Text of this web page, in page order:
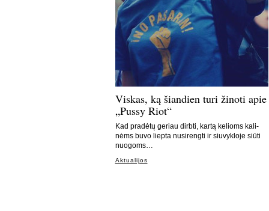
Viskas, ką šiandien turi žinoti apie
„Pussy Riot“
Kad pra­dė­tų ge­riau dirb­ti, kar­tą ke­lioms ka­li­
nėms bu­vo liep­ta nu­si­reng­ti ir siu­vyk­lo­je siū­ti
nuo­goms…
Aktualijos